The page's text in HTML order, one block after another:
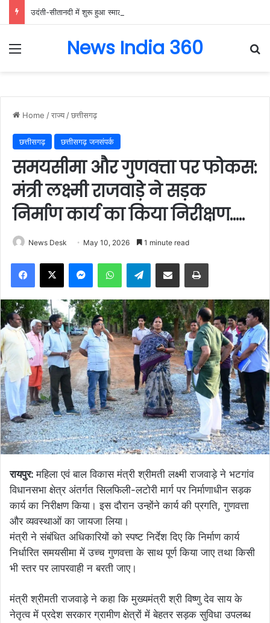
Menu News India 360
Home /राज्य /छत्तीसगढ़
छत्तीसगढ़ छत्तीसगढ़ जनसंपर्क
समयसीमा और गुणवत्ता पर फोकस:
मंत्री लक्ष्मी राजवाड़े ने सड़क
निर्माण कार्य का किया निरीक्षण…..
News Desk May 10, 2026 1 minute read
Facebook
X MessengerWhatsAppTelegramShare via Email Print
रायपुर:महिला एवं बाल विकास मंत्री श्रीमती लक्ष्मी राजवाड़े ने भटगांव
विधानसभा क्षेत्र अंतर्गत सिलफिली-लटोरी मार्ग पर निर्माणाधीन सड़क
कार्य का निरीक्षण किया। इस दौरान उन्होंने कार्य की प्रगति, गुणवत्ता
और व्यवस्थाओं का जायजा लिया।
मंत्री ने संबंधित अधिकारियों को स्पष्ट निर्देश दिए कि निर्माण कार्य
निर्धारित समयसीमा में उच्च गुणवत्ता के साथ पूर्ण किया जाए तथा किसी
भी स्तर पर लापरवाही न बरती जाए।
मंत्री श्रीमती राजवाड़े ने कहा कि मुख्यमंत्री श्री विष्णु देव साय के
नेतृत्व में प्रदेश सरकार ग्रामीण क्षेत्रों में बेहतर सड़क सुविधा उपलब्ध